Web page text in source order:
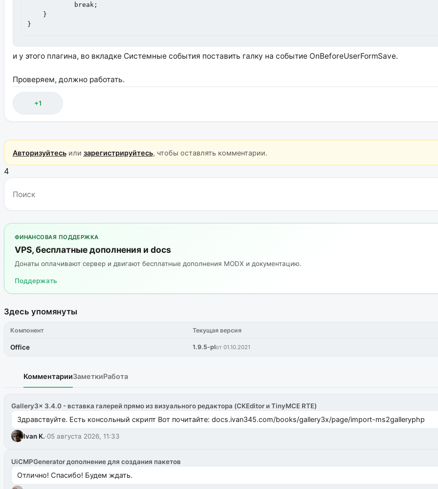
            break;
    }
}
и у этого плагина, во вкладке Системные события поставить галку на событие OnBeforeUserFormSave.
Проверяем, должно работать.
+1
Авторизуйтесьили зарегистрируйтесь, чтобы оставлять комментарии.
4
ФИНАНСОВАЯ ПОДДЕРЖКА
VPS, бесплатные дополнения и docs
Донаты оплачивают сервер и двигают бесплатные дополнения MODX и документацию.
Поддержать
Здесь упомянуты
Компонент Текущая версия
Office 1.9.5-plот 01.10.2021
КомментарииЗаметкиРабота
Gallery3x 3.4.0 - вставка галерей прямо из визуального редактора (CKEditor и TinyMCE RTE)
Здравствуйте. Есть консольный скрипт Вот почитайте: docs.ivan345.com/books/gallery3x/page/import-ms2galleryphp
Ivan K.·05 августа 2026, 11:33
UiCMPGenerator дополнение для создания пакетов
Отлично! Спасибо! Будем ждать.